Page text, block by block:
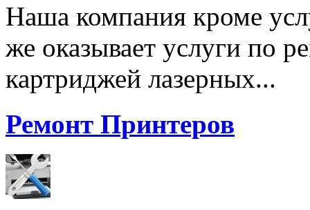
Наша компания кроме
же оказывает услуги по
картриджей лазерных...
Ремонт Принтеров